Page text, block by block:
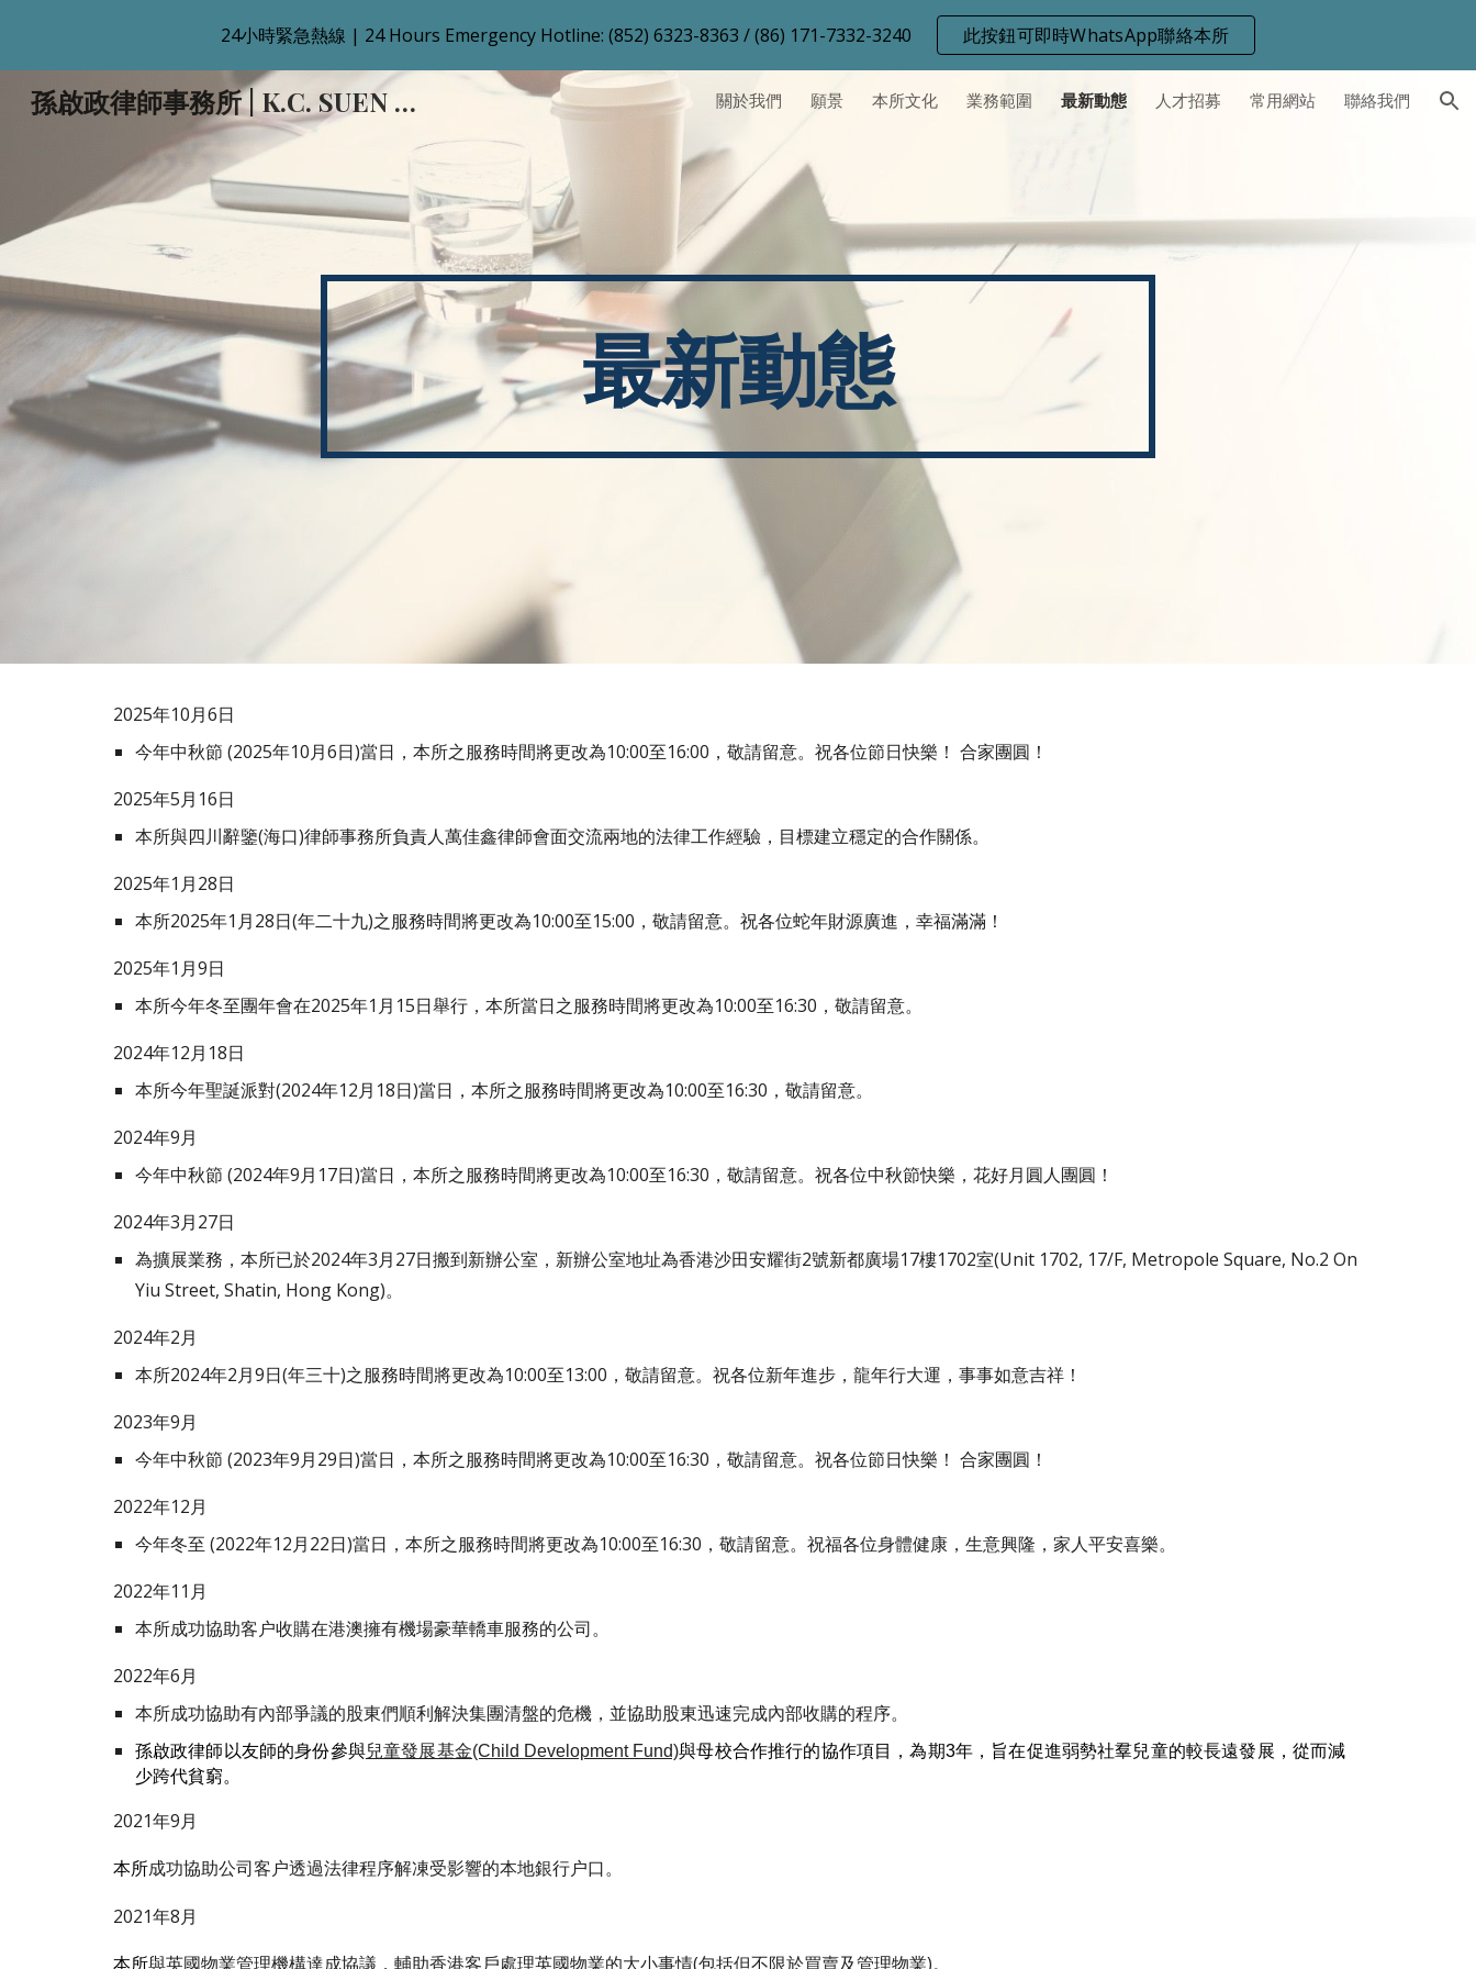
Skip to main content Skip to navigation
24小時緊急熱線 | 24 Hours Emergency Hotline: (852) 6323-8363 / (86) 171-7332-3240 此按鈕可即時WhatsApp聯絡本所
孫啟政律師事務所 | K.C. SUEN & CO. 關於我們 願景 本所文化 業務範圍 最新動態 人才招募 常用網站 聯絡我們
最新動態
2025年10月6日
今年中秋節 (2025年10月6日)當日，本所之服務時間將更改為10:00至16:00，敬請留意。祝各位節日快樂！ 合家團圓！
2025年5月 16日
本所與四川辭鑒(海口)律師事務所負責人萬佳鑫律師會面交流兩地的法律工作經驗，目標建立穩定的合作關係。
2025年1月28日
本所2025年1 月28日(年二十九)之服務時間將更改為10:00至15:00，敬請留意。祝各位蛇年財源廣進，幸福滿滿！
2025年1月9日
本所今年冬至團年會在2025年1月15日舉行，本所當日之服務時間將更改為10:00至16:30，敬請留意。
2024年12月 18日
本所今年聖誕派對(2024年12月18日)當日，本所之服務時間將更改為10:00至16:30，敬請留意。
2024年9月
今年中秋節 (2024年9月 17日)當日，本所之服務時間將更改為10:00至16:30，敬請留意。祝各位中秋節快樂，花好月圓人團圓！
2024年3月27日
為擴展業務，本所已於2024年3月27日搬到新辦公室，新辦公室地址為香港沙田安耀街2號新都廣場17樓1702室(Unit 1702, 17/F, Metropole Square, No.2 On
Yiu Street, Shatin, Hong Kong)。
2024年2月
本所2024年2月9日(年三十)之服務時間將更改為10:00至13:00，敬請留意。祝各位新年進步，龍年行大運 ， 事事如意吉祥！
2023年9月
今年中秋節 (2023年9月29日)當日，本所之服務時間將更改為10:00至16:30，敬請留意。祝各位節日快樂！ 合家團圓！
2022年12月
今年冬至 (2022年12月22日)當日，本所之服務時間將更改為10:00至16:30 ，敬請留意。祝福各位身體健康，生意興隆，家人平安喜樂。
2022年11 月
本所成功協助客户收購在港澳擁有機場豪華轎車服務的公司。
2022年6月
本所成功協助有內部爭議的股東們順利解決集團清盤的危機，並協助股東迅速完成內部收購的程序。
孫啟政律師 以友師的身份參與兒童發展基金(Child Development Fund)與母校合作推行的協作項目，為期3年， 旨在促進弱勢社羣兒童的較長遠發展，從而減
少跨代貧窮。
2021年9月
本所成功協助公司客户透過法律程序解凍受影響的本地銀行户口。
2021年8月
本所與英國物業管理機構達成協議，輔助香港客戶處理英國物業的大小事情(包括但不限於買賣及管理物業)。